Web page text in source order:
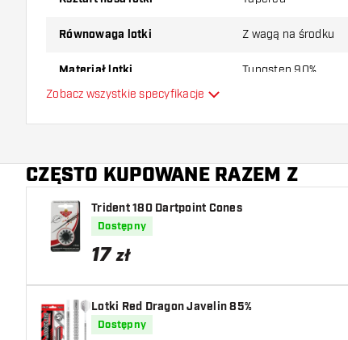
Równowaga lotki Z wagą na środku
Materiał lotki Tungsten 90%
Kolor lotki
Strefa uchwytu lotki
Kształt lotki
Waga lotki
Szerokość lotki (MM)
Zobacz wszystkie specyfikacje
CZĘSTO KUPOWANE RAZEM Z
Trident 180 Dartpoint Cones
Dostępny
17 zł
Lotki Red Dragon Javelin 85%
Dostępny